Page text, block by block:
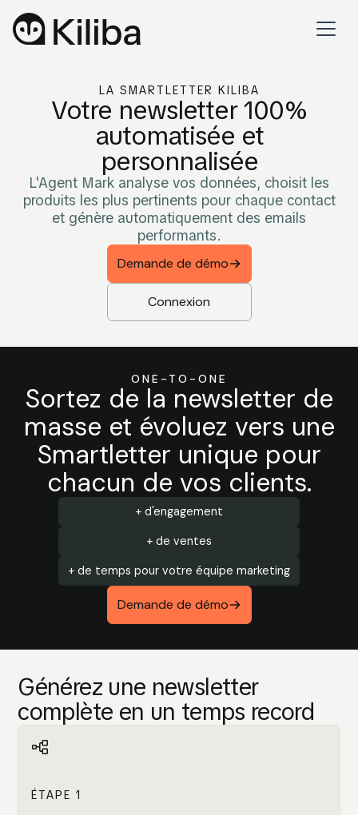
LA SMARTLETTER KILIBA
Votre newsletter 100%
automatisée et
personnalisée
L'Agent Mark analyse vos données, choisit les
produits les plus pertinents pour chaque contact
et génère automatiquement des emails
performants.
Demande de démo
Connexion
ONE-TO-ONE
Sortez de la newsletter de
masse et évoluez vers une
Smartletter unique pour
chacun de vos clients.
+ d'engagement
+ de ventes
+ de temps pour votre équipe marketing
Demande de démo
Générez une newsletter
complète en un temps record

ÉTAPE 1